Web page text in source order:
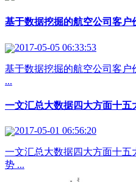
基于数据挖掘的航空公司客户
2017-05-05 06:33:53
基于数据挖掘的航空公司客户
...
一文汇总大数据四大方面十五
2017-05-01 06:56:20
一文汇总大数据四大方面十
势 ...